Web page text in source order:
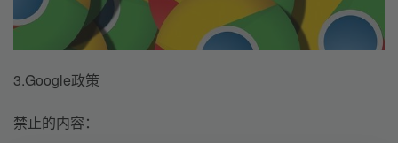
3.Google政策
禁止的内容：